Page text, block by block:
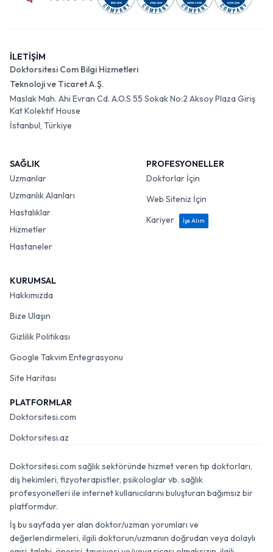
İLETİŞİM
Doktorsitesi Com Bilgi Hizmetleri
Teknoloji ve Ticaret A.Ş.
Maslak Mah. Ahi Evran Cd. A.O.S 55 Sokak No:2 Aksoy Plaza Giriş
Kat Kolektif House
İstanbul, Türkiye
SAĞLIK
Uzmanlar
Uzmanlık Alanları
Hastalıklar
Hizmetler
Hastaneler
PROFESYONELLER
Doktorlar İçin
Web Siteniz İçin
Kariyer
İşe Alım
KURUMSAL
Hakkımızda
Bize Ulaşın
Gizlilik Politikası
Google Takvim Entegrasyonu
Site Haritası
PLATFORMLAR
Doktorsitesi.com
Doktorsitesi.az
Doktorsitesi.com sağlık sektöründe hizmet veren tıp doktorları,
diş hekimleri, fizyoterapistler, psikologlar vb. sağlık
profesyonelleri ile internet kullanıcılarını buluşturan bağımsız bir
platformdur.
İş bu sayfada yer alan doktor/uzman yorumları ve
değerlendirmeleri, ilgili doktorun/uzmanın doğrudan veya dolaylı